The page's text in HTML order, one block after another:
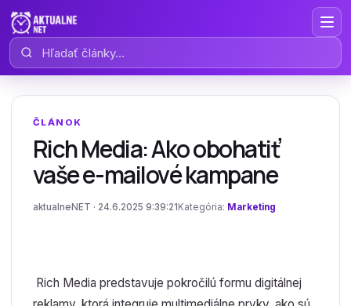
Hľadať články
ČLÁNOK
Rich Media: Ako obohatiť
vaše e-mailové kampane
aktualneNET · 24.6.2025 9:39:21 Kategória: Marketing
Rich Media predstavuje pokročilú formu digitálnej